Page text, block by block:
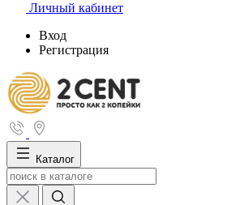
Личный кабинет
Вход
Регистрация
Каталог